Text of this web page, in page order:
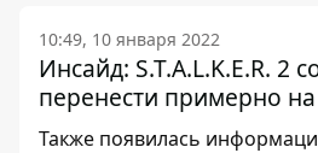
10:49, 10 января 2022
Инсайд: S.T.A.L.K.E.R. 2
перенести примерно
Также появилась